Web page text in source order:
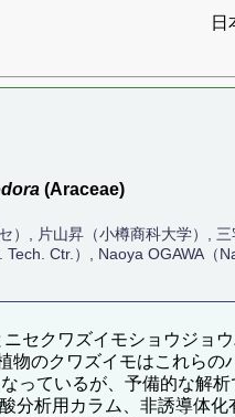
日
(Araceae)
, 片山昇（小樽商科大学）, 三
Ctr.）, Naoya OGAWA（
ニセクワズイモショウジョ
のクワズイモはこれら
ているが、予備的な解
析用カラム、非誘導体